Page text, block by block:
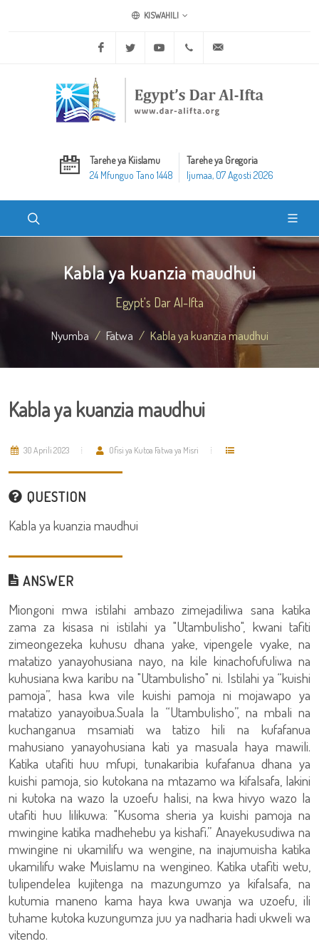
KISWAHILI
Facebook Twitter Youtube +20 2 25970400
Tarehe ya Kiislamu
24 Mfunguo Tano 1448
Tarehe ya Gregoria
Ijumaa, 07 Agosti 2026
Kabla ya kuanzia maudhui
Egypt's Dar Al-Ifta
Nyumba Fatwa Kabla ya kuanzia maudhui
Kabla ya kuanzia maudhui
30 Aprili 2023 Ofisi ya Kutoa Fatwa ya Misri
QUESTION
Kabla ya kuanzia maudhui
ANSWER
Miongoni mwa istilahi ambazo zimejadiliwa sana katika
zama za kisasa ni istilahi ya "Utambulisho", kwani tafiti
zimeongezeka kuhusu dhana yake, vipengele vyake, na
matatizo yanayohusiana nayo, na kile kinachofufuliwa na
kuhusiana kwa karibu na "Utambulisho" ni. Istilahi ya “kuishi
pamoja”, hasa kwa vile kuishi pamoja ni mojawapo ya
matatizo yanayoibua.Suala la “Utambulisho”, na mbali na
kuchanganua msamiati wa tatizo hili na kufafanua
mahusiano yanayohusiana kati ya masuala haya mawili.
Katika utafiti huu mfupi, tunakaribia kufafanua dhana ya
kuishi pamoja, sio kutokana na mtazamo wa kifalsafa, lakini
ni kutoka na wazo la uzoefu halisi, na kwa hivyo wazo la
utafiti huu lilikuwa: "Kusoma sheria ya kuishi pamoja na
mwingine katika madhehebu ya kishafi.” Anayekusudiwa na
mwingine ni ukamilifu wa wengine, na inajumuisha katika
ukamilifu wake Muislamu na wengineo. Katika utafiti wetu,
tulipendelea kujitenga na mazungumzo ya kifalsafa, na
kutumia maneno kama haya kwa uwanja wa uzoefu, ili
tuhame kutoka kuzungumza juu ya nadharia hadi ukweli wa
vitendo.